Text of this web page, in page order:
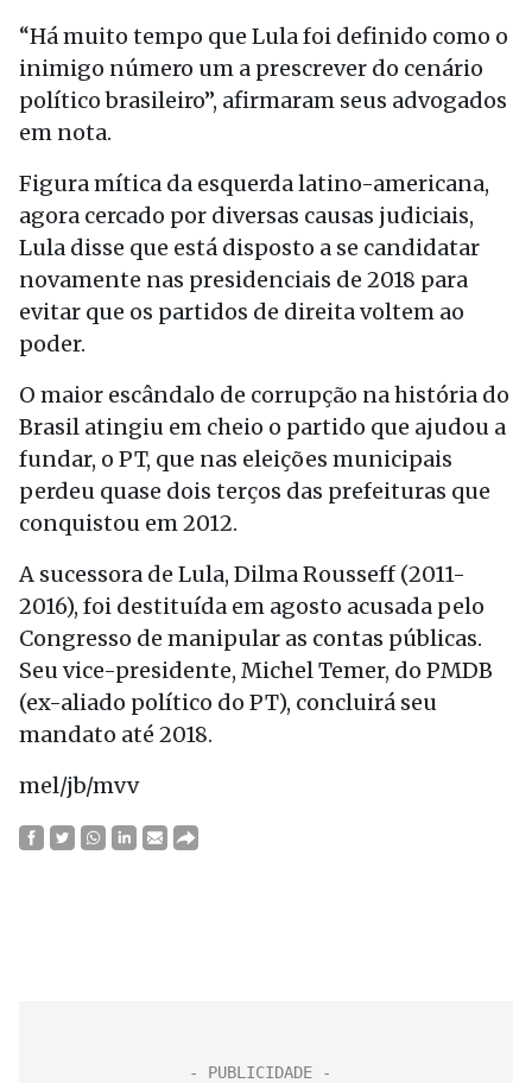
“Há muito tempo que Lula foi definido como o
inimigo número um a prescrever do cenário
político brasileiro”, afirmaram seus advogados
em nota.
Figura mítica da esquerda latino-americana,
agora cercado por diversas causas judiciais,
Lula disse que está disposto a se candidatar
novamente nas presidenciais de 2018 para
evitar que os partidos de direita voltem ao
poder.
O maior escândalo de corrupção na história do
Brasil atingiu em cheio o partido que ajudou a
fundar, o PT, que nas eleições municipais
perdeu quase dois terços das prefeituras que
conquistou em 2012.
A sucessora de Lula, Dilma Rousseff (2011-
2016), foi destituída em agosto acusada pelo
Congresso de manipular as contas públicas.
Seu vice-presidente, Michel Temer, do PMDB
(ex-aliado político do PT), concluirá seu
mandato até 2018.
mel/jb/mvv